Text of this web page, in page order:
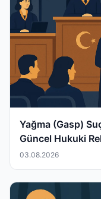
Yağma (Gasp)
Güncel Hukuki
03.08.2026